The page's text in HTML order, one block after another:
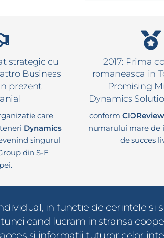
strategic cu
Business
prezent
care
Dynamics
singurul
din S-E
2017: Prima
romaneasca in
Promising
Dynamics
conformCIOReview
numarului mare de
de succes
in functie de cerintele si
cand lucram in stransa
si informatii tuturor celor